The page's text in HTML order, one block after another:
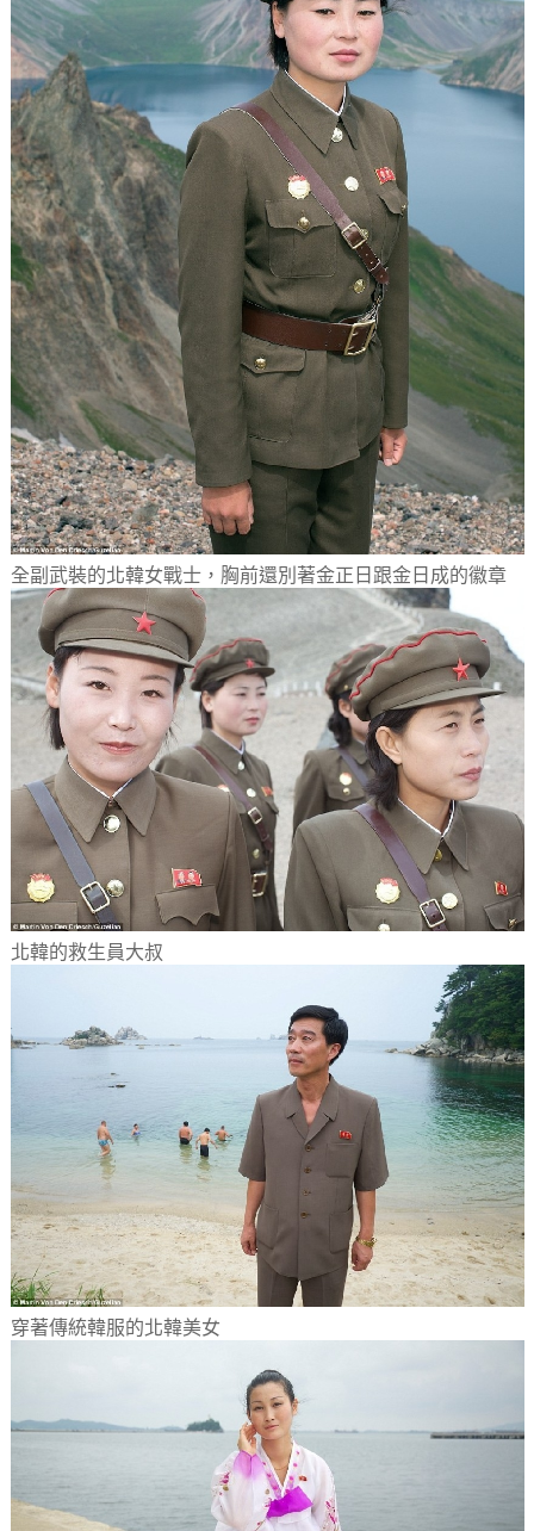
全副武裝的北韓女戰士，胸前還別著金正日跟金日成的徽章
北韓的救生員大叔
穿著傳統韓服的北韓美女